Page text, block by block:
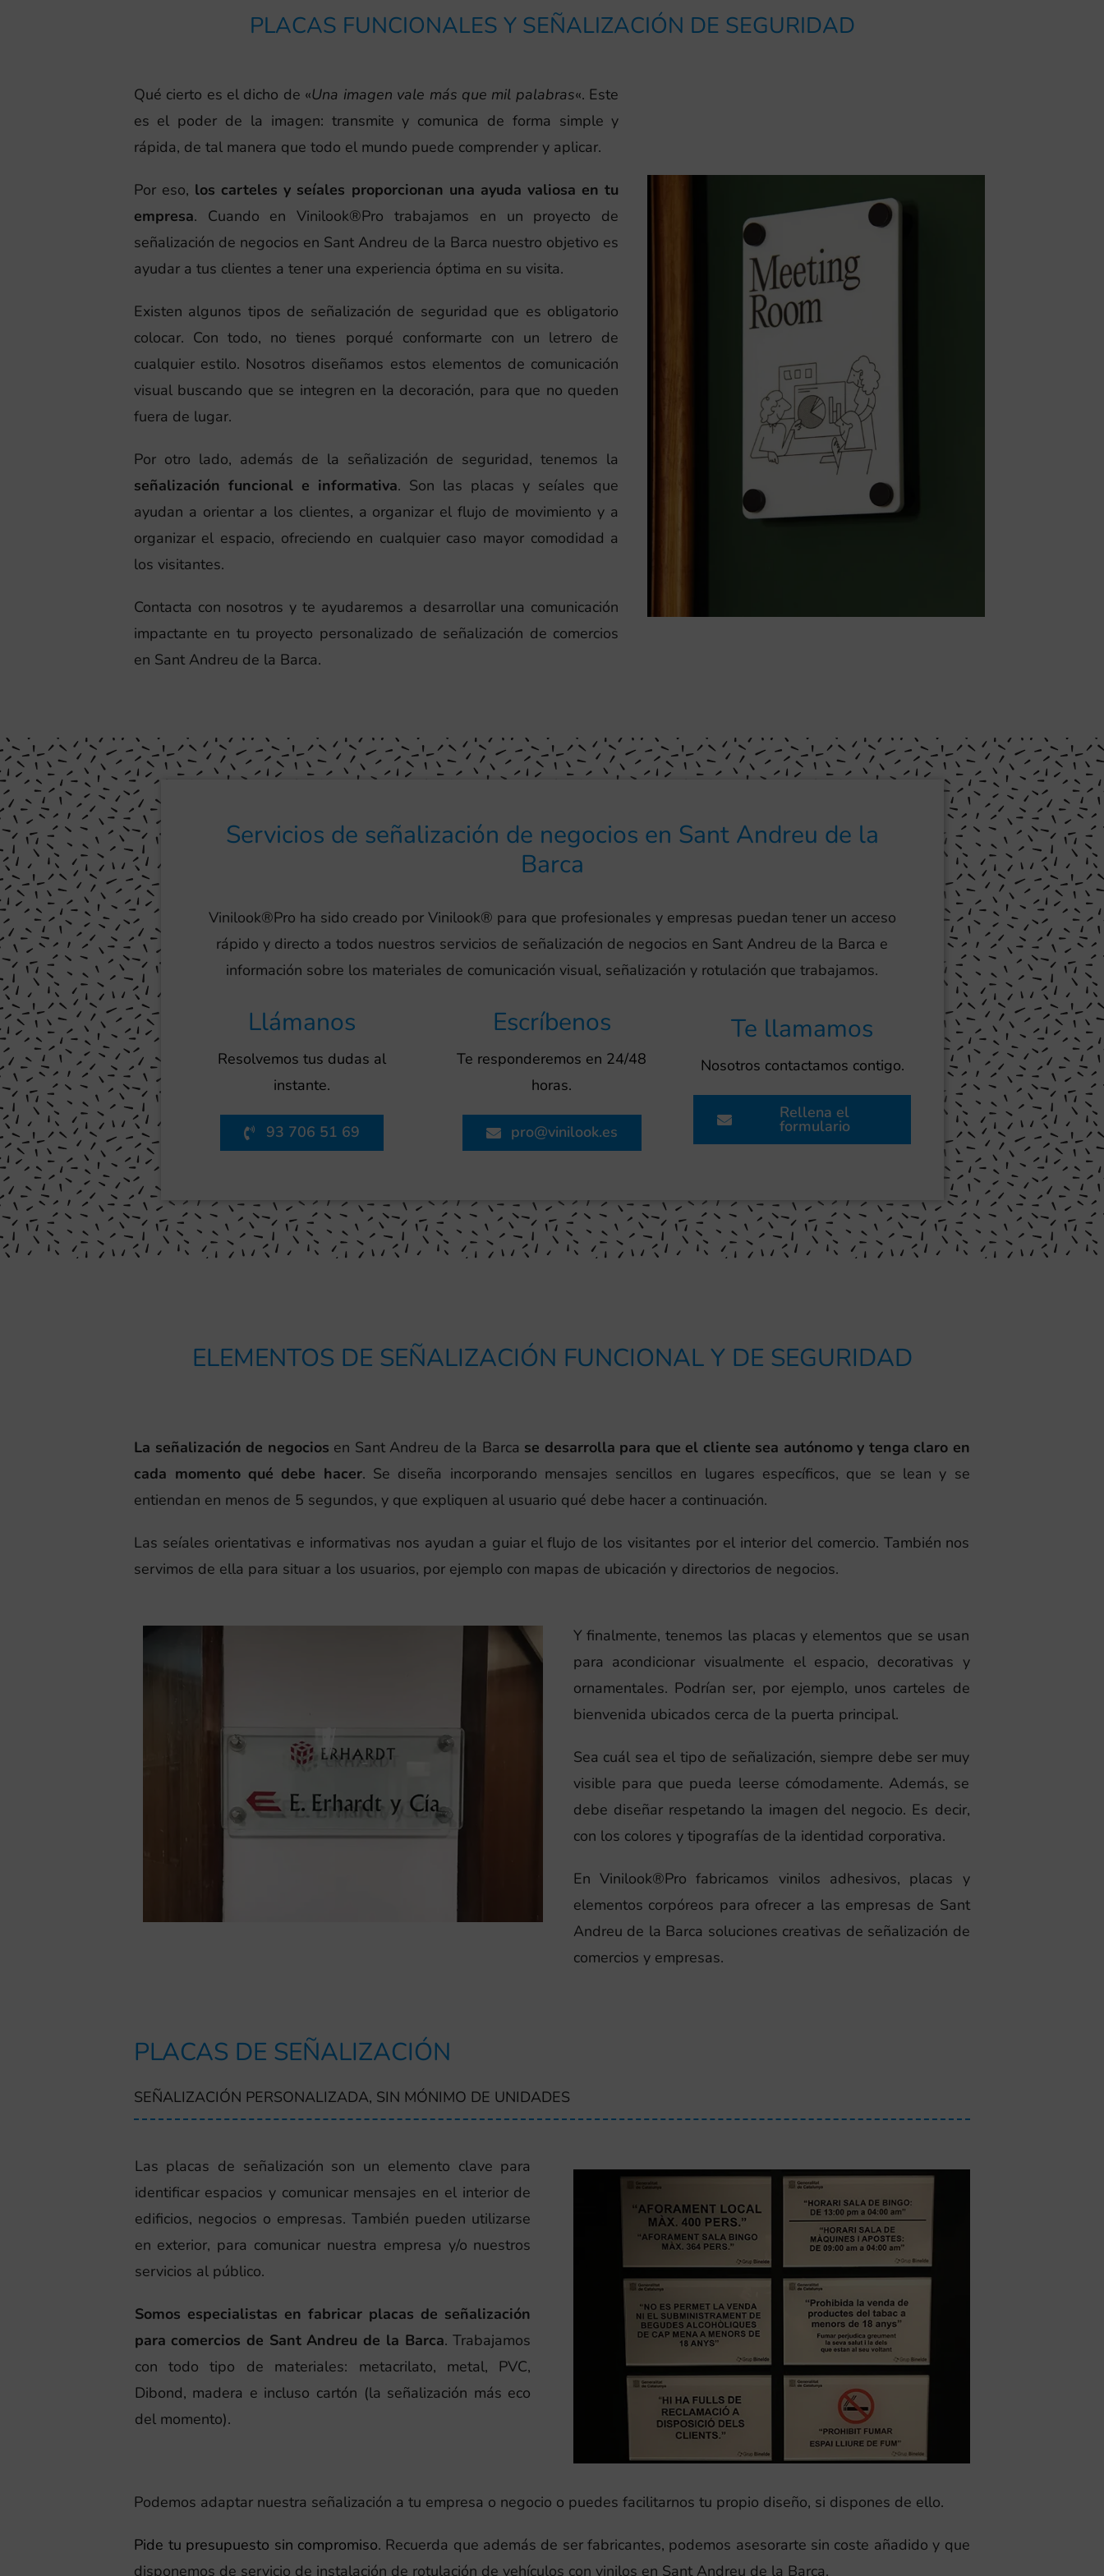
PLACAS FUNCIONALES Y SEÑALIZACIÓN DE SEGURIDAD
Qué cierto es el dicho de «Una imagen vale más que mil palabras«. Este
es el poder de la imagen: transmite y comunica de forma simple y
rápida, de tal manera que todo el mundo puede comprender y aplicar.
Por eso, los carteles y seíales proporcionan una ayuda valiosa en tu
empresa. Cuando en Vinilook®Pro trabajamos en un proyecto de
señalización de negocios en Sant Andreu de la Barca nuestro objetivo es
ayudar a tus clientes a tener una experiencia óptima en su visita.
Existen algunos tipos de señalización de seguridad que es obligatorio
colocar. Con todo, no tienes porqué conformarte con un letrero de
cualquier estilo. Nosotros diseñamos estos elementos de comunicación
visual buscando que se integren en la decoración, para que no queden
fuera de lugar.
Por otro lado, además de la señalización de seguridad, tenemos la
señalización funcional e informativa. Son las placas y seíales que
ayudan a orientar a los clientes, a organizar el flujo de movimiento y a
organizar el espacio, ofreciendo en cualquier caso mayor comodidad a
los visitantes.
Contacta con nosotros y te ayudaremos a desarrollar una comunicación
impactante en tu proyecto personalizado de señalización de comercios
en Sant Andreu de la Barca.
Servicios de señalización de negocios en Sant Andreu de la
Barca
Vinilook®Pro ha sido creado por Vinilook® para que profesionales y empresas puedan tener un acceso
rápido y directo a todos nuestros servicios de señalización de negocios en Sant Andreu de la Barca e
información sobre los materiales de comunicación visual, señalización y rotulación que trabajamos.
Llámanos
Resolvemos tus dudas al
instante.
93 706 51 69
Escríbenos
Te responderemos en 24/48
horas.
pro@vinilook.es
Te llamamos
Nosotros contactamos contigo.
Rellena el
formulario
ELEMENTOS DE SEÑALIZACIÓN FUNCIONAL Y DE SEGURIDAD
La señalización de negocios en Sant Andreu de la Barca se desarrolla para que el cliente sea autónomo y tenga claro en
cada momento qué debe hacer. Se diseña incorporando mensajes sencillos en lugares específicos, que se lean y se
entiendan en menos de 5 segundos, y que expliquen al usuario qué debe hacer a continuación.
Las seíales orientativas e informativas nos ayudan a guiar el flujo de los visitantes por el interior del comercio. También nos
servimos de ella para situar a los usuarios, por ejemplo con mapas de ubicación y directorios de negocios.
Y finalmente, tenemos las placas y elementos que se usan
para acondicionar visualmente el espacio, decorativas y
ornamentales. Podrían ser, por ejemplo, unos carteles de
bienvenida ubicados cerca de la puerta principal.
Sea cuál sea el tipo de señalización, siempre debe ser muy
visible para que pueda leerse cómodamente. Además, se
debe diseñar respetando la imagen del negocio. Es decir,
con los colores y tipografías de la identidad corporativa.
En Vinilook®Pro fabricamos vinilos adhesivos, placas y
elementos corpóreos para ofrecer a las empresas de Sant
Andreu de la Barca soluciones creativas de señalización de
comercios y empresas.
PLACAS DE SEÑALIZACIÓN
SEÑALIZACIÓN PERSONALIZADA, SIN MÓNIMO DE UNIDADES
Las placas de señalización son un elemento clave para
identificar espacios y comunicar mensajes en el interior de
edificios, negocios o empresas. También pueden utilizarse
en exterior, para comunicar nuestra empresa y/o nuestros
servicios al público.
Somos especialistas en fabricar placas de señalización
para comercios de Sant Andreu de la Barca. Trabajamos
con todo tipo de materiales: metacrilato, metal, PVC,
Dibond, madera e incluso cartón (la señalización más eco
del momento).
Podemos adaptar nuestra señalización a tu empresa o negocio o puedes facilitarnos tu propio diseño, si dispones de ello.
Pide tu presupuesto sin compromiso. Recuerda que además de ser fabricantes, podemos asesorarte sin coste añadido y que
disponemos de servicio de instalación de rotulación de vehículos con vinilos en Sant Andreu de la Barca.